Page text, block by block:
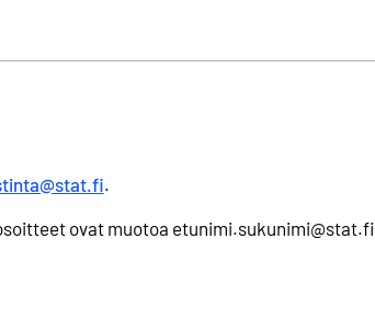
.
ovat muotoa etunimi.sukunimi@stat.fi